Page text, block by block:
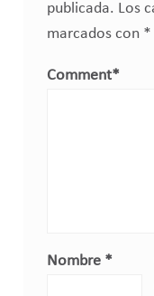
publicada. Los
marcados con *
Comment*
Nombre *